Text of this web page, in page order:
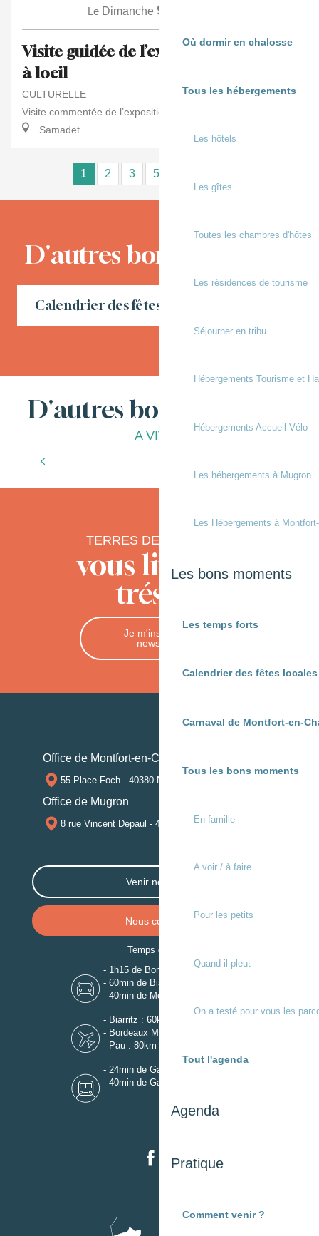
Où dormir en chalosse
Tous les hébergements
Les hôtels
Les gîtes
Toutes les chambres d'hôtes
Les résidences de tourisme
Séjourner en tribu
Hébergements Tourisme et
Hébergements Accueil Vélo
Les hébergements à Mugron
Les Hébergements à
Les bons moments
Les temps forts
Calendrier des fêtes
Carnaval de Montfort-en-
Tous les bons moments
En famille
A voir / à faire
Pour les petits
Quand il pleut
On a testé pour vous les
Tout l'agenda
Agenda
Pratique
Comment venir ?
Le Dimanche 9
Visite guidée de l’exposition Manger
à loeil
CULTURELLE
Visite commentée de l’exposition " Mangerà l'œil"
Samadet
1 2 3 5+
D'autres bons moments
Calendrier des fêtes locales en Chalosse
D'autres bonnes choses
A VIVRE
L’office de tourisme
TERRES DE CHALOSSE
vous livre ses
trésors
Je m'inscris à la
newsletter
Office de Montfort-en-Chalosse
55 Place Foch - 40380 MONTFORT-EN-CHALOSSE
Office de Mugron
8 rue Vincent Depaul - 40250 MUGRON
Venir nous voir
Nous contacter
Temps de trajet
- 1h15 de Bordeaux
- 60min de Biarritz
- 40min de Mont-de-Marsan
- Biarritz : 60km
- Bordeaux Mérignac : 110km
- Pau : 80km
- 24min de Gare de Dax
- 40min de Gare de Mont-de-Marsan